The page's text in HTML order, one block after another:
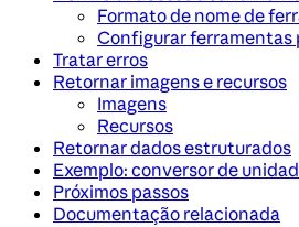
Formato de nome de
Configurar ferramentas
Tratar erros
Retornar imagens e recursos
Imagens
Recursos
Retornar dados estruturados
Exemplo: conversor de
Próximos passos
Documentação relacionada